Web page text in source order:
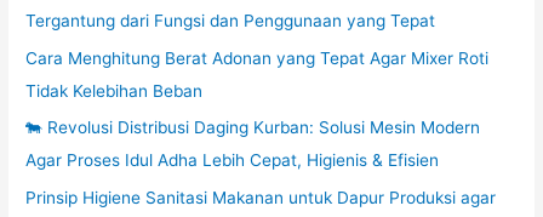
Tergantung dari Fungsi dan Penggunaan yang Tepat
Cara Menghitung Berat Adonan yang Tepat Agar Mixer Roti
Tidak Kelebihan Beban
🐄 Revolusi Distribusi Daging Kurban: Solusi Mesin Modern
Agar Proses Idul Adha Lebih Cepat, Higienis & Efisien
Prinsip Higiene Sanitasi Makanan untuk Dapur Produksi agar